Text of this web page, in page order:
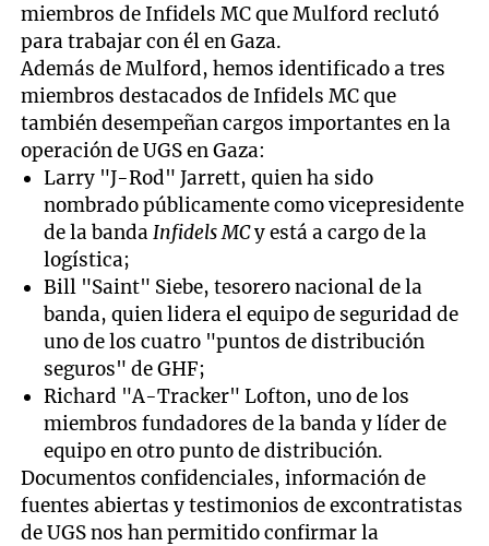
miembros de Infidels MC que Mulford reclutó
para trabajar con él en Gaza.
Además de Mulford, hemos identificado a tres
miembros destacados de Infidels MC que
también desempeñan cargos importantes en la
operación de UGS en Gaza:
Larry "J-Rod" Jarrett, quien ha sido
nombrado públicamente como vicepresidente
de la banda Infidels MCy está a cargo de la
logística;
Bill "Saint" Siebe, tesorero nacional de la
banda, quien lidera el equipo de seguridad de
uno de los cuatro "puntos de distribución
seguros" de GHF;
Richard "A-Tracker" Lofton, uno de los
miembros fundadores de la banda y líder de
equipo en otro punto de distribución.
Documentos confidenciales, información de
fuentes abiertas y testimonios de excontratistas
de UGS nos han permitido confirmar la